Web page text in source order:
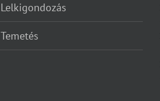
Lelkigondozás
Temetés